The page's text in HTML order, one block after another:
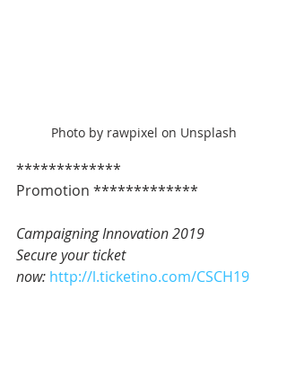
Photo by rawpixel on Unsplash
*************
Promotion *************
Campaigning Innovation 2019
Secure your ticket
now: http://l.ticketino.com/CSCH19